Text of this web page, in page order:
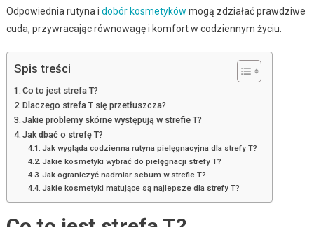
Odpowiednia rutyna i dobór kosmetyków mogą zdziałać prawdziwe
cuda, przywracając równowagę i komfort w codziennym życiu.
Spis treści
Co to jest strefa T?
Dlaczego strefa T się przetłuszcza?
Jakie problemy skórne występują w strefie T?
Jak dbać o strefę T?
Jak wygląda codzienna rutyna pielęgnacyjna dla strefy T?
Jakie kosmetyki wybrać do pielęgnacji strefy T?
Jak ograniczyć nadmiar sebum w strefie T?
Jakie kosmetyki matujące są najlepsze dla strefy T?